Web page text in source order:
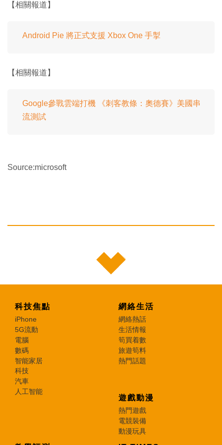
【相關報道】
Android Pie 將正式支援 Xbox One 手掣
【相關報道】
Google參戰雲端打機 《刺客教條：奧德賽》美國串
流測試
Source:microsoft
科技焦點
iPhone
5G流動
電腦
數碼
智能家居
科技
汽車
人工智能
網絡生活
網絡熱話
生活情報
筍買着數
旅遊筍料
熱門話題
遊戲動漫
熱門遊戲
電競裝備
動漫玩具